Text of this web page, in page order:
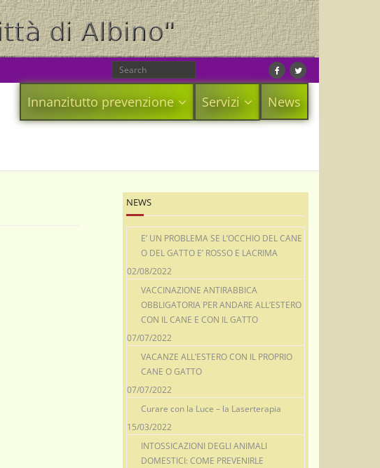
Innanzitutto prevenzione Servizi News
NEWS
E’ UN PROBLEMA SE L’OCCHIO DEL CANE
O DEL GATTO E’ ROSSO E LACRIMA
02/08/2022
VACCINAZIONE ANTIRABBICA
OBBLIGATORIA PER ANDARE ALL’ESTERO
CON IL CANE E CON IL GATTO
07/07/2022
VACANZE ALL’ESTERO CON IL PROPRIO
CANE O GATTO
07/07/2022
Curare con la Luce – la Laserterapia
15/03/2022
INTOSSICAZIONI DEGLI ANIMALI
DOMESTICI: COME PREVENIRLE